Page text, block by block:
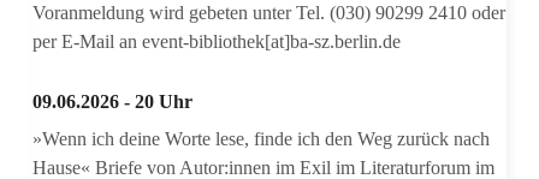
Voranmeldung wird gebeten unter Tel. (030) 90299 2410 oder
per E-Mail an event-bibliothek[at]ba-sz.berlin.de
09.06.2026 - 20 Uhr
»Wenn ich deine Worte lese, finde ich den Weg zurück nach
Hause« Briefe von Autor:innen im Exil im Literaturforum im